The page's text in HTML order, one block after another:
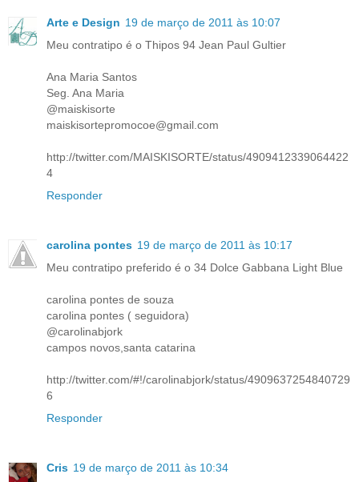
Arte e Design 19 de março de 2011 às 10:07
Meu contratipo é o Thipos 94 Jean Paul Gultier
Ana Maria Santos
Seg. Ana Maria
@maiskisorte
maiskisortepromocoe@gmail.com
http://twitter.com/MAISKISORTE/status/4909412339064422
4
Responder
carolina pontes 19 de março de 2011 às 10:17
Meu contratipo preferido é o 34 Dolce Gabbana Light Blue
carolina pontes de souza
carolina pontes ( seguidora)
@carolinabjork
campos novos,santa catarina
http://twitter.com/#!/carolinabjork/status/4909637254840729
6
Responder
Cris 19 de março de 2011 às 10:34